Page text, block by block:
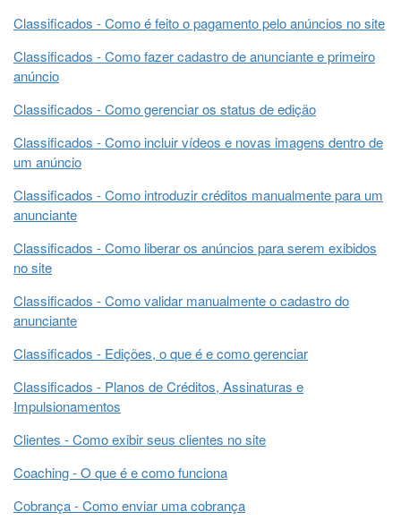
Classificados - Como é feito o pagamento pelo anúncios no site
Classificados - Como fazer cadastro de anunciante e primeiro
anúncio
Classificados - Como gerenciar os status de edição
Classificados - Como incluir vídeos e novas imagens dentro de
um anúncio
Classificados - Como introduzir créditos manualmente para um
anunciante
Classificados - Como liberar os anúncios para serem exibidos
no site
Classificados - Como validar manualmente o cadastro do
anunciante
Classificados - Edições, o que é e como gerenciar
Classificados - Planos de Créditos, Assinaturas e
Impulsionamentos
Clientes - Como exibir seus clientes no site
Coaching - O que é e como funciona
Cobrança - Como enviar uma cobrança